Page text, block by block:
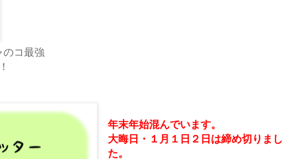
のコ最強
年末年始混んでいます。
大晦日・ １月１日２日は締め切りまし
た。